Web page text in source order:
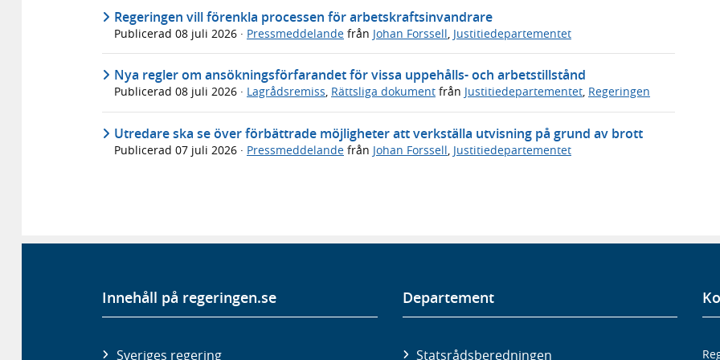
Regeringen vill förenkla processen för arbetskraftsinvandrare
Publicerad 08 juli 2026 · Pressmeddelande från Johan Forssell Justitiedepartementet
Nya regler om ansökningsförfarandet för vissa uppehålls- och arbetstillstånd
Publicerad 08 juli 2026 · Lagrådsremiss, Rättsliga dokument från Justitiedepartementet, Regeringen
Utredare ska se över förbättrade möjligheter att verkställa utvisning på grund av brott
Publicerad 07 juli 2026 · Pressmeddelande från Johan Forssell, Justitiedepartementet
Innehåll på regeringen.se
Sveriges regering
Departement
Statsrådsberedningen